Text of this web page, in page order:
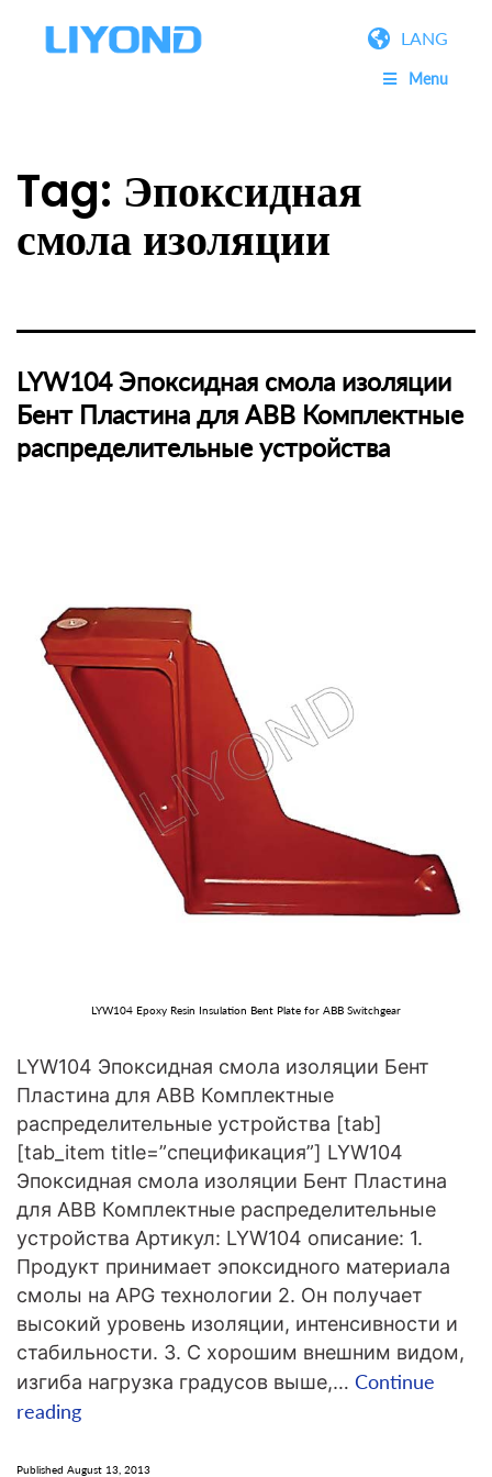
LANG
Menu
Tag: Эпоксидная
смола изоляции
LYW104 Эпоксидная смола изоляции
Бент Пластина для ABB Комплектные
распределительные устройства
LYW104 Epoxy Resin Insulation Bent Plate for ABB Switchgear
LYW104 Эпоксидная смола изоляции Бент
Пластина для ABB Комплектные
распределительные устройства [tab]
[tab_item title=”спецификация”] LYW104
Эпоксидная смола изоляции Бент Пластина
для ABB Комплектные распределительные
устройства Артикул: LYW104 описание: 1.
Продукт принимает эпоксидного материала
смолы на APG технологии 2. Он получает
высокий уровень изоляции, интенсивности и
стабильности. 3. С хорошим внешним видом,
изгиба нагрузка градусов выше,… Continue
readingLYW104
смола
Published August 13, 2013